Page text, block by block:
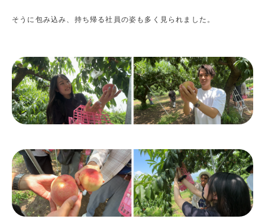
そうに包み込み、持ち帰る社員の姿も多く見られました。